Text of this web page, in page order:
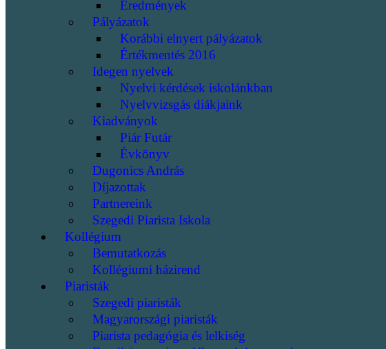
Eredmények
Pályázatok
Korábbi elnyert pályázatok
Értékmentés 2016
Idegen nyelvek
Nyelvi kérdések iskolánkban
Nyelvvizsgás diákjaink
Kiadványok
Piár Futár
Évkönyv
Dugonics András
Díjazottak
Partnereink
Szegedi Piarista Iskola
Kollégium
Bemutatkozás
Kollégiumi házirend
Piaristák
Szegedi piaristák
Magyarországi piaristák
Piarista pedagógia és lelkiség